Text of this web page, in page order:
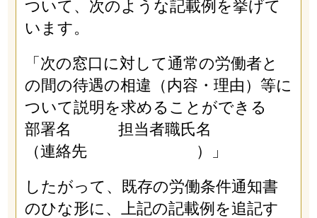
ついて、次のような記載例を挙げて
います。
「次の窓口に対して通常の労働者と
の間の待遇の相違（内容・理由）等に
ついて説明を求めることができる
部署名 担当者職氏名
（連絡先 ）」
したがって、既存の労働条件通知書
のひな形に、上記の記載例を追記す